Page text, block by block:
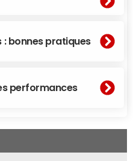
: bonnes pratiques
performances